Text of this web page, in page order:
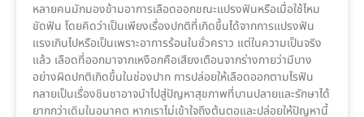
หลายคนมักมองข้ามอาการเลือดออกขณะแปรงฟันหรือเมื่อใช้ไหม
ขัดฟัน โดยคิดว่าเป็นเพียงเรื่องปกติที่เกิดขึ้นได้จากการแปรงฟัน
แรงเกินไปหรือเป็นเพราะอาการร้อนในชั่วคราว แต่ในความเป็นจริง
แล้ว เลือดที่ออกมาจากเหงือกคือเสียงเตือนจากร่างกายว่ามีบาง
อย่างผิดปกติเกิดขึ้นในช่องปาก การปล่อยให้เลือดออกตามไรฟัน
กลายเป็นเรื่องชินชาอาจนำไปสู่ปัญหาสุขภาพที่บานปลายและรักษาได้
ยากกว่าเดิมในอนาคต หากเราไม่เข้าใจถึงต้นตอและปล่อยให้ปัญหานี้